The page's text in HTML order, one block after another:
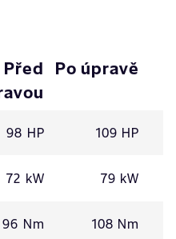
Před Po úpravě
98 HP 109 HP
72 kW 79 kW
96 Nm 108 Nm